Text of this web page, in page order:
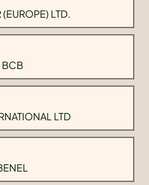
LTD.
BCB
LTD